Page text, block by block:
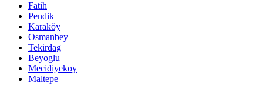
Fatih
Pendik
Karaköy
Osmanbey
Tekirdag
Beyoglu
Mecidiyekoy
Maltepe